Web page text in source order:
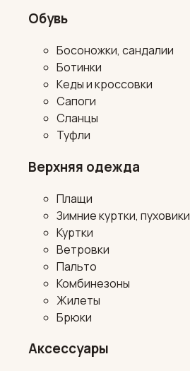
Обувь
Босоножки, сандалии
Ботинки
Кеды и кроссовки
Сапоги
Сланцы
Туфли
Верхняя одежда
Плащи
Зимние куртки, пуховики
Куртки
Ветровки
Пальто
Комбинезоны
Жилеты
Брюки
Аксессуары